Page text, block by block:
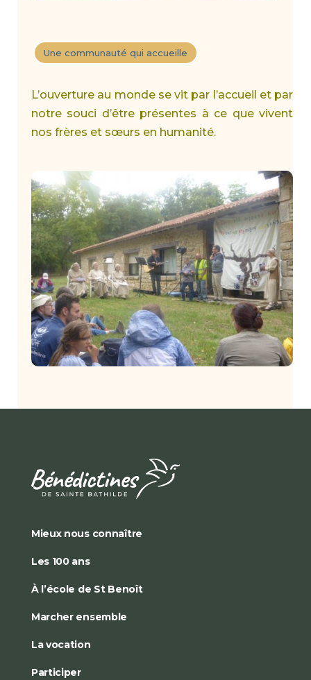
Une communauté qui accueille
L’ouverture au monde se vit par l’accueil et par
notre souci d’être présentes à ce que vivent
nos frères et sœurs en humanité.
Mieux nous connaître
Les 100 ans
À l’école de St Benoît
Marcher ensemble
La vocation
Participer